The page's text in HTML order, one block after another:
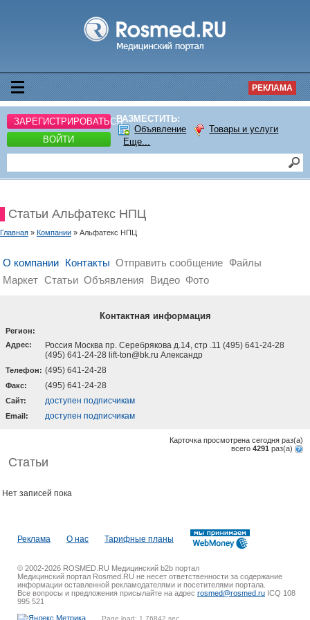
РЕКЛАМА
ЗАРЕГИСТРИРОВАТЬСЯ
ВОЙТИ
РАЗМЕСТИТЬ:
Объявление
Товары и услуги
Еще...
Статьи Альфатекс НПЦ
Главная » Компании » Альфатекс НПЦ
О компании Контакты Отправить сообщение Файлы
Маркет Статьи Объявления Видео Фото
Контактная информация
Регион:
Адрес:
Россия Москва пр. Серебрякова д.14, стр .11 (495) 641-24-28
(495) 641-24-28 lift-ton@bk.ru Александр
Телефон: (495) 641-24-28
Факс: (495) 641-24-28
Cайт: доступен подписчикам
Email: доступен подписчикам
Карточка просмотрена сегодня раз(a)
всего 4291 раз(a)
Статьи
Нет записей пока
Реклама О нас Тарифные планы
© 2002-2026 ROSMED.RU Медицинский b2b портал
Медицинский портал Rosmed.RU не несет ответственности за содержание
информации оставленной рекламодателями и посетителями портала.
Все вопросы и предложения присылайте на адрес rosmed@rosmed.ru ICQ 108
995 521
Page load: 1.76842 sec